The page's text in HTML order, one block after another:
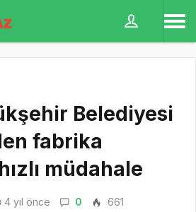
Belediyesi
fabrika
müdahale
4 yıl önce 0
661